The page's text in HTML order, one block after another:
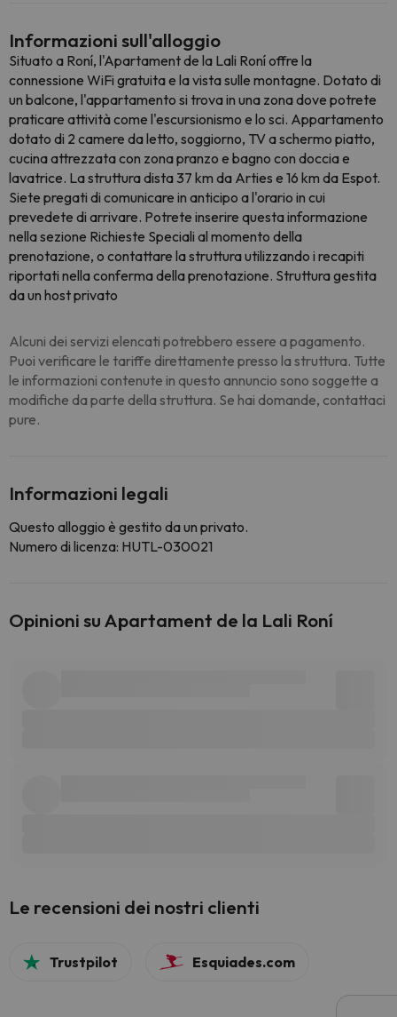
Informazioni sull'alloggio
Situato a Roní, l'Apartament de la Lali Roní offre la
connessione WiFi gratuita e la vista sulle montagne. Dotato di
un balcone, l'appartamento si trova in una zona dove potrete
praticare attività come l'escursionismo e lo sci. Appartamento
dotato di 2 camere da letto, soggiorno, TV a schermo piatto,
cucina attrezzata con zona pranzo e bagno con doccia e
lavatrice. La struttura dista 37 km da Arties e 16 km da Espot.
Siete pregati di comunicare in anticipo a l'orario in cui
prevedete di arrivare. Potrete inserire questa informazione
nella sezione Richieste Speciali al momento della
prenotazione, o contattare la struttura utilizzando i recapiti
riportati nella conferma della prenotazione. Struttura gestita
da un host privato
Alcuni dei servizi elencati potrebbero essere a pagamento.
Puoi verificare le tariffe direttamente presso la struttura. Tutte
le informazioni contenute in questo annuncio sono soggette a
modifiche da parte della struttura. Se hai domande, contattaci
pure.
Informazioni legali
Questo alloggio è gestito da un privato.
Numero di licenza: HUTL-030021
Opinioni su Apartament de la Lali Roní
Le recensioni dei nostri clienti
Trustpilot Esquiades.com